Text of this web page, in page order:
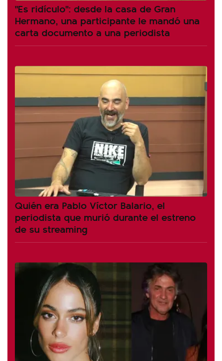
"Es ridículo": desde la casa de Gran
Hermano, una participante le mandó una
carta documento a una periodista
Quién era Pablo Víctor Balario, el
periodista que murió durante el estreno
de su streaming